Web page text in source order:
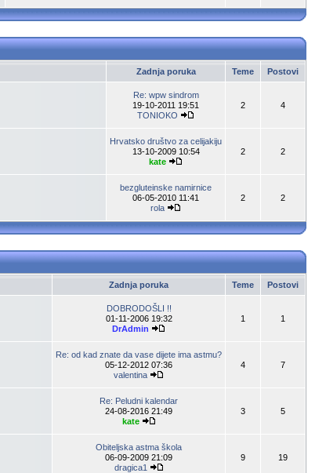
Zadnja poruka Teme Postovi
Re: wpw sindrom
19-10-2011 19:51
TONIOKO
2 4
Hrvatsko društvo za celijakiju
13-10-2009 10:54
kate
2 2
bezgluteinske namirnice
06-05-2010 11:41
rola
2 2
Zadnja poruka Teme Postovi
DOBRODOŠLI !!
01-11-2006 19:32
DrAdmin
1 1
Re: od kad znate da vase dijete ima astmu?
05-12-2012 07:36
valentina
4 7
Re: Peludni kalendar
24-08-2016 21:49
kate
3 5
Obiteljska astma škola
06-09-2009 21:09
dragica1
9 19